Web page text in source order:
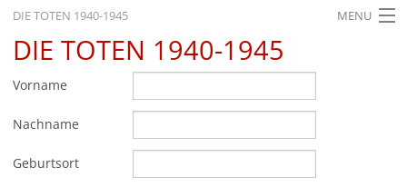
DIE TOTEN 1940-1945 MENU
STARTSEITE
AKTUELLES
AUSSTELLUNGEN
GESCHICHTE
DIE TOTEN 1940-1945
Vorname
Nachname
Geburtsort